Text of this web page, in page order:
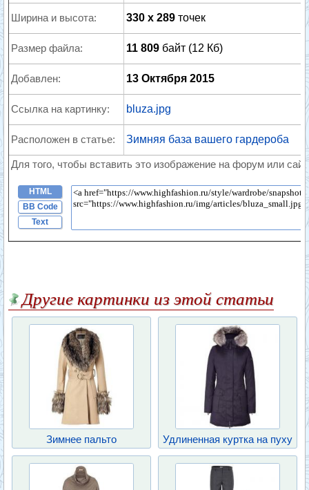
Ширина и высота: 330 x 289 точек
Размер файла: 11 809 байт (12 Кб)
Добавлен: 13 Октября 2015
Ссылка на картинку: bluza.jpg
Расположен в статье: Зимняя база вашего гардероба
Для того, чтобы вставить это изображение на форум или
HTML
BB Code
Text
Другие картинки из этой статьи
Зимнее пальто Удлиненная куртка на пуху